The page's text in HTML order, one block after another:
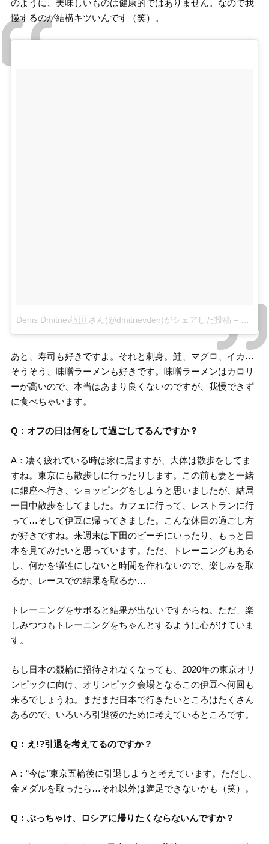
のように、美味しいものは健康的ではありません。なので我
慢するのが結構キツいんです（笑）。
Denis Dmitriev🇷🇺さん(@dmitrievden)がシェアした投稿 –
あと、寿司も好きですよ。それと刺身。鮭、マグロ、イカ…
そうそう、味噌ラーメンも好きです。味噌ラーメンはカロリ
ーが高いので、本当はあまり良くないのですが、我慢できず
に食べちゃいます。
Q：オフの日は何をして過ごしてるんですか？
A：凄く疲れている時は家に居ますが、大体は散歩をしてま
すね。東京にも散歩しに行ったりします。この前も妻と一緒
に銀座へ行き、ショッピングをしようと思いましたが、結局
一日中散歩をしてました。カフェに行って、レストランに行
って…そして伊豆に帰ってきました。こんな休日の過ごし方
が好きですね。来週末は下田のビーチにいったり、もっと日
本を見てみたいと思っています。ただ、トレーニングもある
し、何かを犠牲にしないと時間を作れないので、楽しみを取
るか、レースでの結果を取るか…
トレーニングをサボると結果が出ないですからね。ただ、楽
しみつつもトレーニングをちゃんとするように心がけていま
す。
もし日本の競輪に招待されなくなっても、2020年の東京オリ
ンピックに向け、オリンピック会場となるこの伊豆へ何回も
来るでしょうね。まだまだ日本で行きたいところはたくさん
あるので、いろいろ引退後のために考えているところです。
Q：え!?引退を考えてるのですか？
A：“今は”東京五輪後に引退しようと考えています。ただし、
金メダルを取ったら…それ以外は満足できないかも（笑）。
Q：ぶっちゃけ、ロシアに帰りたくならないんですか？